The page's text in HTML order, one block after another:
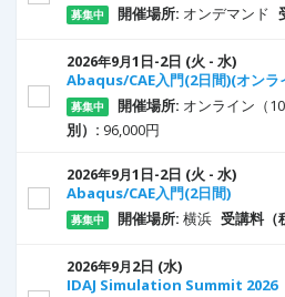
募集中 開催場所: オンデマンド
2026年9月1 日-2日 (火 - 水)
Abaqus/CAE入門(2日間)(オンラ
募集中 開催場所: オンライン（
別）: 96,000円
2026年9月1 日-2日 (火 - 水)
Abaqus/CAE入門(2日間)
募集中 開催場所: 横浜 受講料（
2026年9月2日 (水)
IDAJ Simulation Summit 2026